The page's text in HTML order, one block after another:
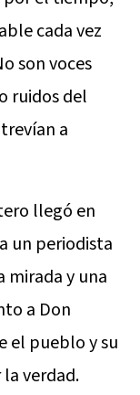
cada vez
son voces
ruidos del
a
llegó en
un periodista
mirada y una
a Don
el pueblo y su
verdad.